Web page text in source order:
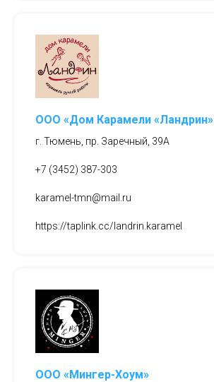
ООО «Дом Карамели «Ландрин»
г. Тюмень, пр. Заречный, 39А
+7 (3452) 387-303
karamel-tmn@mail.ru
https://taplink.cc/landrin.karamel
ООО «Мингер-Хоум»